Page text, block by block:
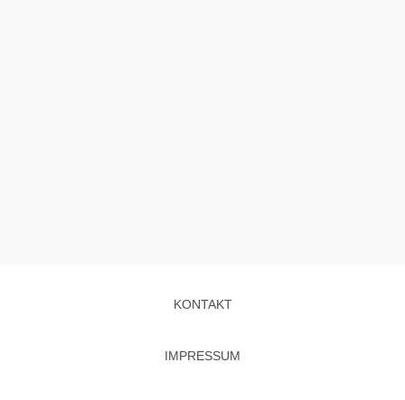
KONTAKT
IMPRESSUM